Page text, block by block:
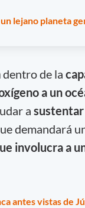
lejano planeta
dentro de la
a un
a sustentar
demandará
involucra a
antes vistas de